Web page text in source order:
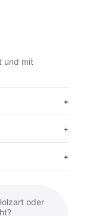
und mit
oder